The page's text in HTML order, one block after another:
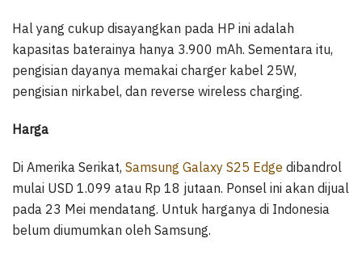
Hal yang cukup disayangkan pada HP ini adalah
kapasitas baterainya hanya 3.900 mAh. Sementara itu,
pengisian dayanya memakai charger kabel 25W,
pengisian nirkabel, dan reverse wireless charging.
Harga
Di Amerika Serikat, Samsung Galaxy S25 Edge dibandrol
mulai USD 1.099 atau Rp 18 jutaan. Ponsel ini akan dijual
pada 23 Mei mendatang. Untuk harganya di Indonesia
belum diumumkan oleh Samsung.